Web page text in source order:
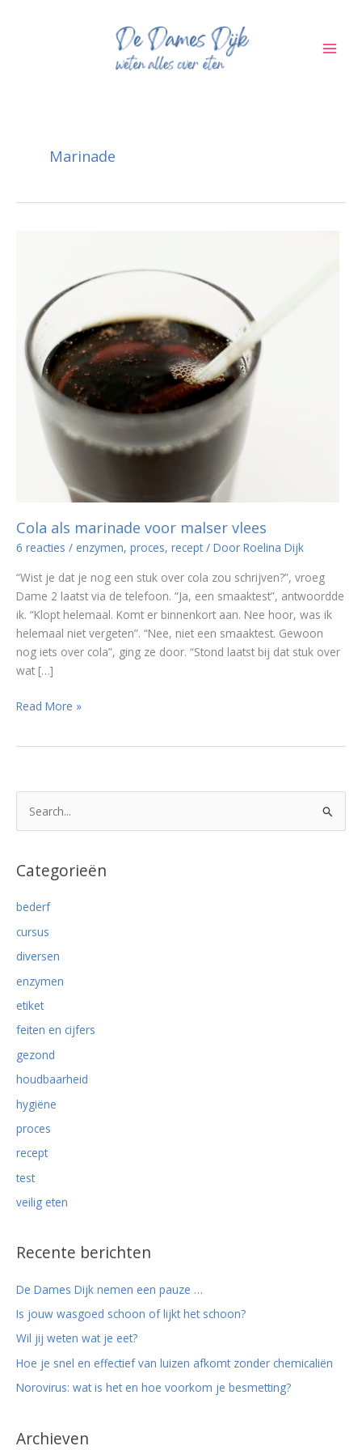
Marinade
Cola als marinade voor malser vlees
6 reacties / enzymen, proces, recept/ Door Roelina Dijk
“Wist je dat je nog een stuk over cola zou schrijven?”, vroeg
Dame 2 laatst via de telefoon. “Ja, een smaaktest”, antwoordde
ik. “Klopt helemaal. Komt er binnenkort aan. Nee hoor, was ik
helemaal niet vergeten”. “Nee, niet een smaaktest. Gewoon
nog iets over cola”, ging ze door. “Stond laatst bij dat stuk over
wat […]
Cola
marinade
Read More »
k
a
a
r
:
Categorieën
bederf
cursus
diversen
enzymen
etiket
feiten en cijfers
gezond
houdbaarheid
hygiëne
proces
recept
test
veilig eten
Recente berichten
De Dames Dijk nemen een pauze …
Is jouw wasgoed schoon of lijkt het schoon?
Wil jij weten wat je eet?
Hoe je snel en effectief van luizen afkomt zonder chemicaliën
Norovirus: wat is het en hoe voorkom je besmetting?
Archieven